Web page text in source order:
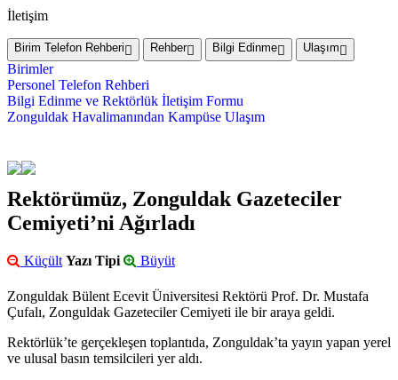
İletişim
Birim Telefon Rehberi Rehber Bilgi Edinme Ulaşım
Birimler
Personel Telefon Rehberi
Bilgi Edinme ve Rektörlük İletişim Formu
Zonguldak Havalimanından Kampüse Ulaşım
Rektörümüz, Zonguldak Gazeteciler
Cemiyeti’ni Ağırladı
Küçült Yazı Tipi Büyüt
Zonguldak Bülent Ecevit Üniversitesi Rektörü Prof. Dr. Mustafa
Çufalı, Zonguldak Gazeteciler Cemiyeti ile bir araya geldi.
Rektörlük’te gerçekleşen toplantıda, Zonguldak’ta yayın yapan yerel
ve ulusal basın temsilcileri yer aldı.